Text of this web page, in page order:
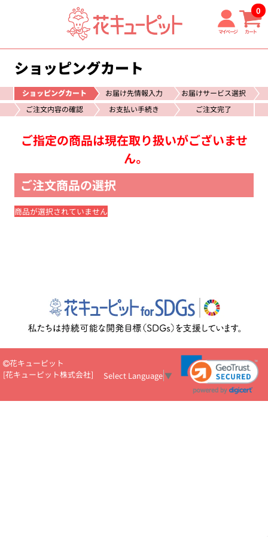
マイページ カート
0
ショッピングカート
ショッピングカート お届け先情報入力
お届けサービス選択
ご注文内容の確認
お支払い手続き ご注文完了
ご指定の商品は現在取り扱いがございませ
ん。
ご注文商品の選択
商品が選択されていません
花キューピット
[花キューピット株式会社] Select Language▼